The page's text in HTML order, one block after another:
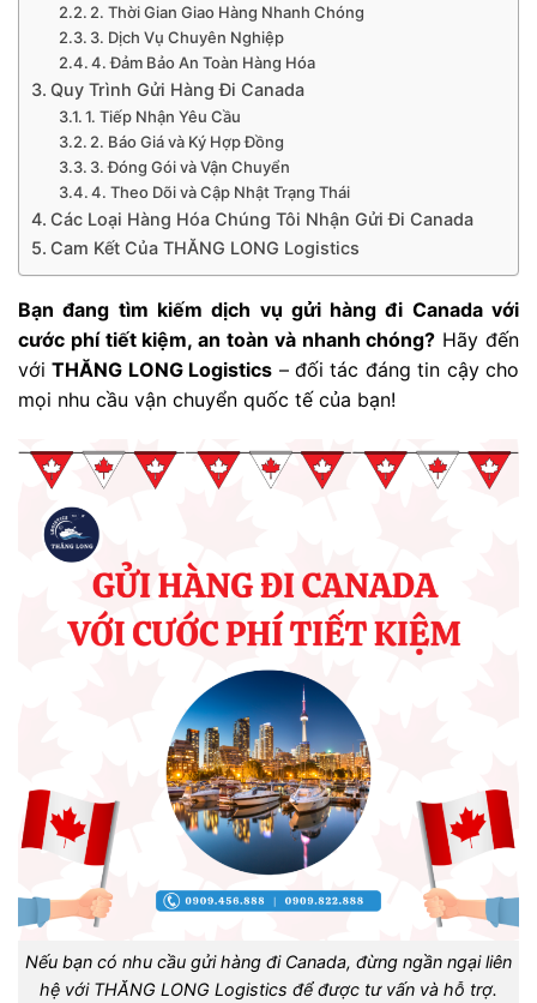
2. Thời Gian Giao Hàng Nhanh Chóng
3. Dịch Vụ Chuyên Nghiệp
4. Đảm Bảo An Toàn Hàng Hóa
Quy Trình Gửi Hàng Đi Canada
1. Tiếp Nhận Yêu Cầu
2. Báo Giá và Ký Hợp Đồng
3. Đóng Gói và Vận Chuyển
4. Theo Dõi và Cập Nhật Trạng Thái
Các Loại Hàng Hóa Chúng Tôi Nhận Gửi Đi Canada
Cam Kết Của THĂNG LONG Logistics
Bạn đang tìm kiếm dịch vụ gửi hàng đi Canada với
cước phí tiết kiệm, an toàn và nhanh chóng? Hãy đến
vớiTHĂNG LONG Logistics – đối tác đáng tin cậy cho
mọi nhu cầu vận chuyển quốc tế của bạn!
Nếu bạn có nhu cầu gửi hàng đi Canada, đừng ngần ngại liên
hệ với THĂNG LONG Logistics để được tư vấn và hỗ trợ.